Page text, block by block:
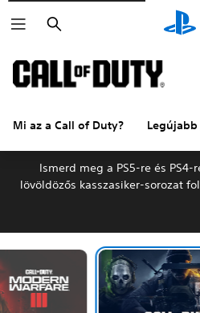
Keresés
Mi az a Call of Duty?
Ismerd meg a PS5-re és
lövöldözős kasszasiker-sorozat